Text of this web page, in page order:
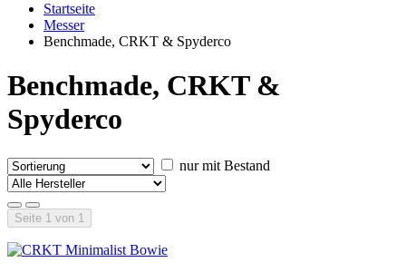
Startseite
Messer
Benchmade, CRKT & Spyderco
Benchmade, CRKT &
Spyderco
nur mit Bestand
Seite 1 von 1